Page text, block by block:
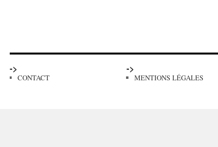
->
CONTACT
->
MENTIONS LÉGALES